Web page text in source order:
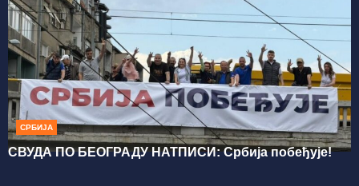
СРБИЈА
СВУДА ПО БЕОГРАДУ НАТПИСИ: Србија побеђује!